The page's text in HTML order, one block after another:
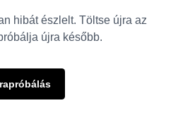
hibát észlelt. Töltse újra az
újra később.